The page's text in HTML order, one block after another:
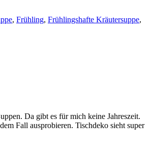
, Frühling, Frühlingshafte Kräutersuppe,
Da gibt es für mich keine Jahreszeit.
Fall ausprobieren. Tischdeko sieht super